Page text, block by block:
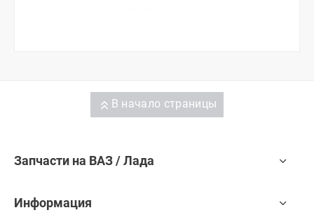
В начало страницы
Запчасти на ВАЗ / Лада
Информация